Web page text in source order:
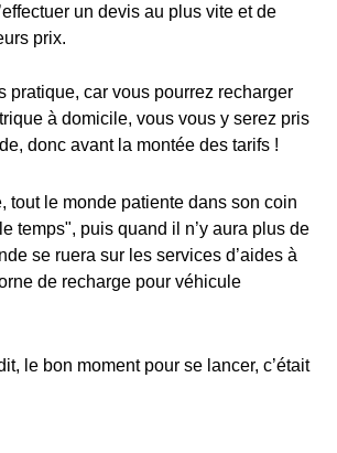
un devis au plus vite et de
prix.
pratique, car vous pourrez recharger
à domicile, vous vous y serez pris
donc avant la montée des tarifs !
tout le monde patiente dans son coin
temps", puis quand il n’y aura plus de
se ruera sur les services d’aides à
de recharge pour véhicule
le bon moment pour se lancer, c’était